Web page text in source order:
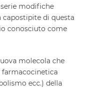
modifiche
di questa
conosciuto come
molecola che
farmacocinetica
ecc.) della